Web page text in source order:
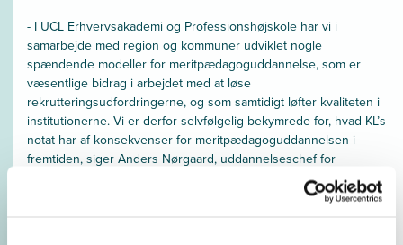
- I UCL Erhvervsakademi og Professionshøjskole har vi i
samarbejde med region og kommuner udviklet nogle
spændende modeller for meritpædagoguddannelse, som er
væsentlige bidrag i arbejdet med at løse
rekrutteringsudfordringerne, og som samtidigt løfter kvaliteten i
institutionerne. Vi er derfor selvfølgelig bekymrede for, hvad KL’s
notat har af konsekvenser for meritpædagoguddannelsen i
fremtiden, siger Anders Nørgaard, uddannelseschef for